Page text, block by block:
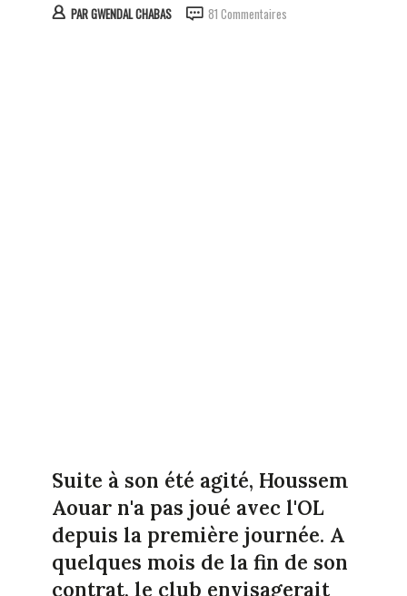
PARGWENDAL CHABAS 81 Commentaires
Suite à son été agité, Houssem
Aouar n'a pas joué avec l'OL
depuis la première journée. A
quelques mois de la fin de son
contrat, le club envisagerait